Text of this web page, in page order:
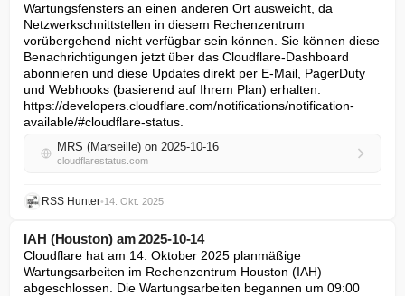
Wartungsfensters an einen anderen Ort ausweicht, da
Netzwerkschnittstellen in diesem Rechenzentrum
vorübergehend nicht verfügbar sein können. Sie können diese
Benachrichtigungen jetzt über das Cloudflare-Dashboard
abonnieren und diese Updates direkt per E-Mail, PagerDuty
und Webhooks (basierend auf Ihrem Plan) erhalten:
https://developers.cloudflare.com/notifications/notification-
available/#cloudflare-status.
MRS (Marseille) on 2025-10-16
cloudflarestatus.com
RSS Hunter•14. Okt. 2025
IAH (Houston) am 2025-10-14
Cloudflare hat am 14. Oktober 2025 planmäßige
Wartungsarbeiten im Rechenzentrum Houston (IAH)
abgeschlossen. Die Wartungsarbeiten begannen um 09:00